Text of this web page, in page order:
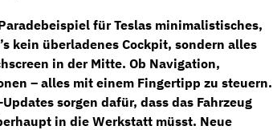
für Teslas minimalistisches,
kein überladenes Cockpit, sondern alles
in der Mitte. Ob Navigation,
– alles mit einem Fingertipp zu steuern.
sorgen dafür, dass das Fahrzeug
in die Werkstatt müsst. Neue